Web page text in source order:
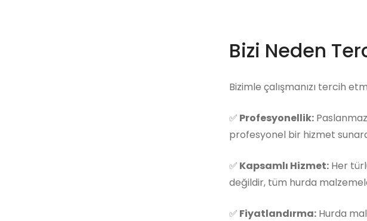
Bizi Neden
Bizimle çalışmanızı tercih
✅ Profesyonellik:
profesyonel bir hizmet
✅ Kapsamlı Hizmet: Her
değildir, tüm hurda
✅ Fiyatlandırma: Hurda